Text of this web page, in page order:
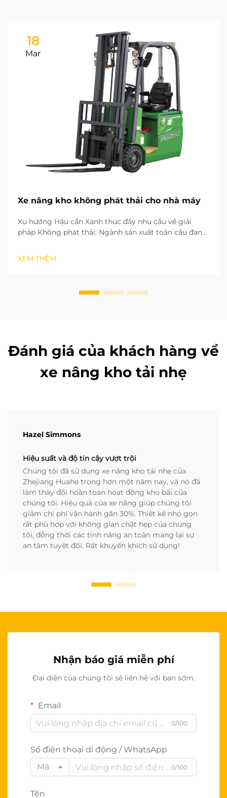
18
Mar
Xe nâng kho không phát thải cho nhà máy
Xu hướng Hậu cần Xanh thúc đẩy nhu cầu về giải
pháp Không phát thải: Ngành sản xuất toàn cầu đang
và ít carbon. Các quy trình hậu cần còn lại trong nhà
máy đóng vai trò then chốt trong việc đạt được mục
XEM THÊM
Đánh giá của khách hàng về
xe nâng kho tải nhẹ
Hazel Simmons
Hiệu suất và độ tin cậy vượt trội
Chúng tôi đã sử dụng xe nâng kho tải nhẹ của
Zhejiang Huahe trong hơn một năm nay, và nó đã
làm thay đổi hoàn toàn hoạt động kho bãi của
chúng tôi. Hiệu quả của xe nâng giúp chúng tôi
giảm chi phí vận hành gần 30%. Thiết kế nhỏ gọn
rất phù hợp với không gian chật hẹp của chúng
tôi, đồng thời các tính năng an toàn mang lại sự
an tâm tuyệt đối. Rất khuyến khích sử dụng!
Nhận báo giá miễn phí
Đại diện của chúng tôi sẽ liên hệ với bạn sớm.
Email
0/100
Số điện thoại di động / WhatsApp
Mã
0/100
Tên